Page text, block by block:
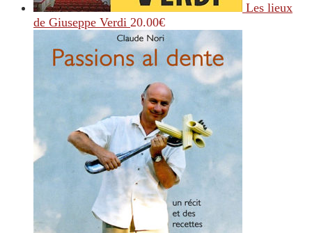
Les lieux
de Giuseppe Verdi 20.00€